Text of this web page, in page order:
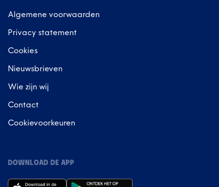
Algemene voorwaarden
Privacy statement
Cookies
Nieuwsbrieven
Wie zijn wij
Contact
Cookievoorkeuren
DOWNLOAD DE APP